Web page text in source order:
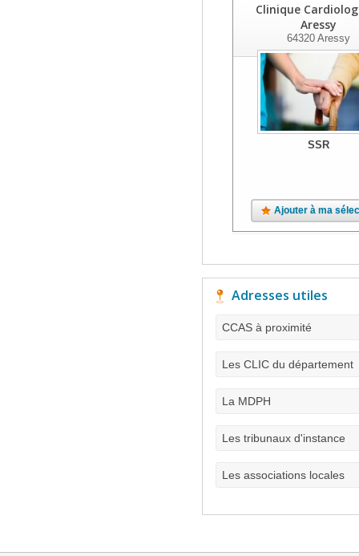
Clinique
Aressy
64320 Aressy
SSR
Ajouter à ma
Adresses utiles
CCAS à proximité
Les CLIC du département
La MDPH
Les tribunaux d'instance
Les associations locales